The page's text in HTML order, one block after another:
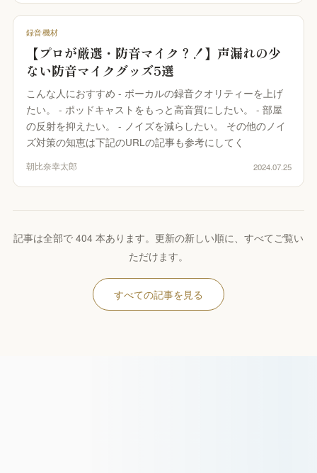
録音機材
【プロが厳選・防音マイク？！】声漏れの少
ない防音マイクグッズ5選
こんな人におすすめ - ボーカルの録音クオリティーを上げ
たい。 - ポッドキャストをもっと高音質にしたい。 - 部屋
の反射を抑えたい。 - ノイズを減らしたい。 その他のノイ
ズ対策の知恵は下記のURLの記事も参考にしてく
朝比奈幸太郎 2024.07.25
記事は全部で 404 本あります。更新の新しい順に、すべてご覧い
ただけます。
すべての記事を見る